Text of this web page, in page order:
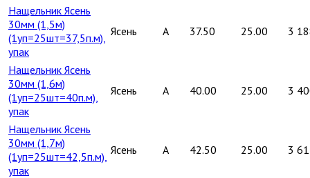
Нащельник Ясень
30мм (1,5м)
(1уп=25шт=37,5п.м),
упак
Ясень A 37.50 25.00 3
Нащельник Ясень
30мм (1,6м)
(1уп=25шт=40п.м),
упак
Ясень A 40.00 25.00 3
Нащельник Ясень
30мм (1,7м)
(1уп=25шт=42,5п.м),
упак
Ясень A 42.50 25.00 3